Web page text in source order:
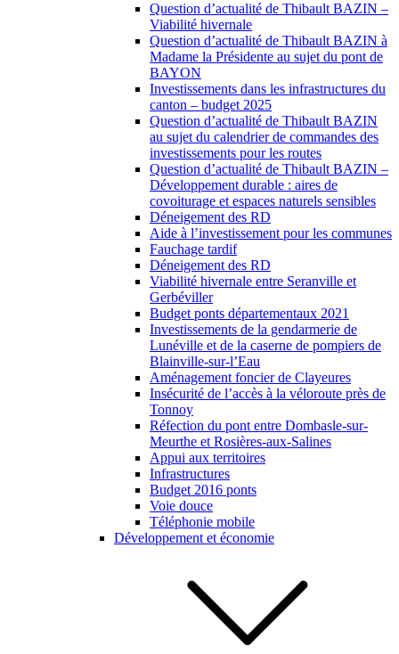
Question d’actualité de Thibault BAZIN –
Viabilité hivernale
Question d’actualité de Thibault BAZIN à
Madame la Présidente au sujet du pont de
BAYON
Investissements dans les infrastructures du
canton – budget 2025
Question d’actualité de Thibault BAZIN
au sujet du calendrier de commandes des
investissements pour les routes
Question d’actualité de Thibault BAZIN –
Développement durable : aires de
covoiturage et espaces naturels sensibles
Déneigement des RD
Aide à l’investissement pour les communes
Fauchage tardif
Déneigement des RD
Viabilité hivernale entre Seranville et
Gerbéviller
Budget ponts départementaux 2021
Investissements de la gendarmerie de
Lunéville et de la caserne de pompiers de
Blainville-sur-l’Eau
Aménagement foncier de Clayeures
Insécurité de l’accès à la véloroute près de
Tonnoy
Réfection du pont entre Dombasle-sur-
Meurthe et Rosières-aux-Salines
Appui aux territoires
Infrastructures
Budget 2016 ponts
Voie douce
Téléphonie mobile
Développement et économie